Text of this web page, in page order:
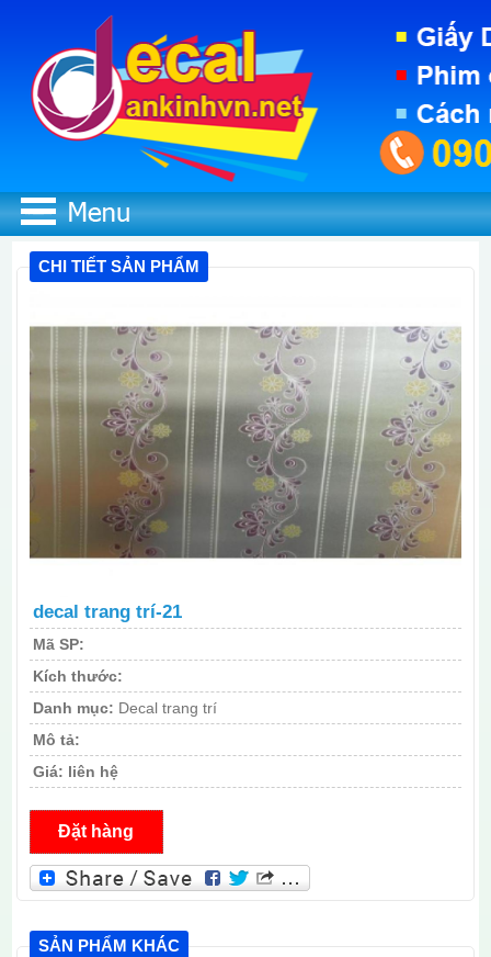
CHI TIẾT SẢN PHẨM
decal trang trí-21
Mã SP:
Kích thước:
Danh mục: Decal trang trí
Mô tả:
Giá: liên hệ
Đặt hàng
SẢN PHẨM KHÁC